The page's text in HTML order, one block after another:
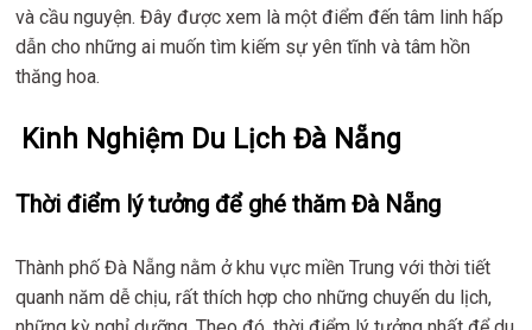
và cầu nguyện. Đây được xem là một điểm đến tâm linh hấp
dẫn cho những ai muốn tìm kiếm sự yên tĩnh và tâm hồn
thăng hoa.
Kinh Nghiệm Du Lịch Đà Nẵng
Thời điểm lý tưởng để ghé thăm Đà Nẵng
Thành phố Đà Nẵng nằm ở khu vực miền Trung với thời tiết
quanh năm dễ chịu, rất thích hợp cho những chuyến du lịch,